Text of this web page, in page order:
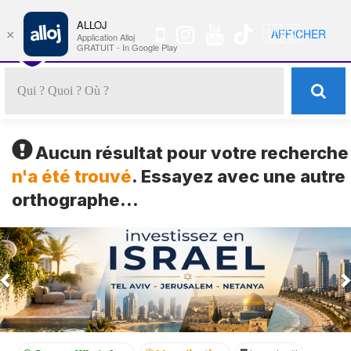
🇺🇸 Nav
Aucun résultat pour votre recherche
n'a été trouvé. Essayez avec une autre
orthographe...
Previous
×
ALLOJ
Application Alloj
GRATUIT - In Google Play
AFFICHER